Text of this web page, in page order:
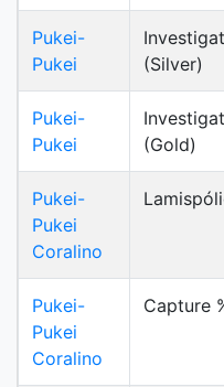
Pukei-
Pukei
(Silver)
Pukei-
Pukei
(Gold)
Pukei-
Pukei
Coralino
Pukei-
Pukei
Coralino
Capture